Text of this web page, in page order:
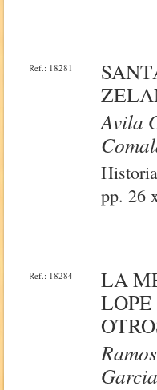
Ref.: 18281
Avila
pp. 26
Ref.: 18284
LA